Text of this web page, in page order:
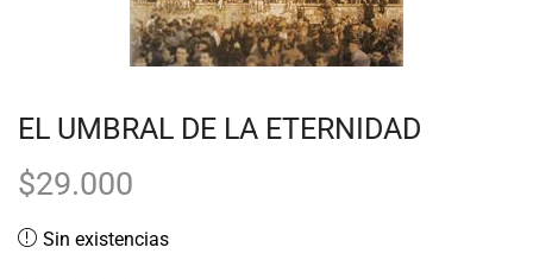
EL UMBRAL DE LA ETERNIDAD
$29.000
Sin existencias